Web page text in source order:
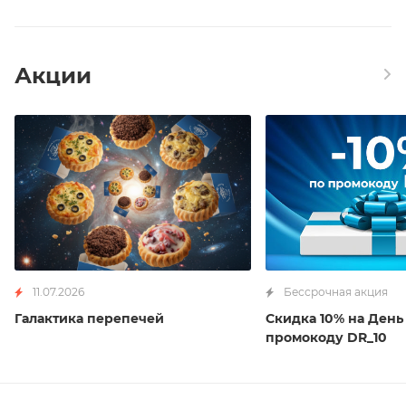
Акции
11.07.2026
Галактика перепечей
Бессрочная акция
Скидка 10% на
промокоду DR_10